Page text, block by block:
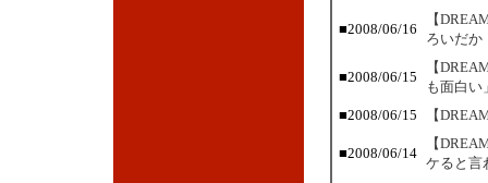
■2008/06/16
【
ろいだか
■2008/06/15
【
も面白い
■2008/06/15
【
■2008/06/14
【
ケると言